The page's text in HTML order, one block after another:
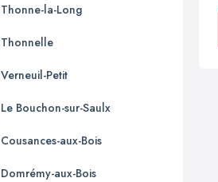
Thonne-la-Long
Thonnelle
Verneuil-Petit
Le Bouchon-sur-Saulx
Cousances-aux-Bois
Domrémy-aux-Bois